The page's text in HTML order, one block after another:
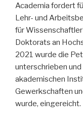
Academia fordert
Lehr- und
für
Doktorats an
2021 wurde die
unterschrieben
akademischen
Gewerkschaften
wurde, eingereicht.